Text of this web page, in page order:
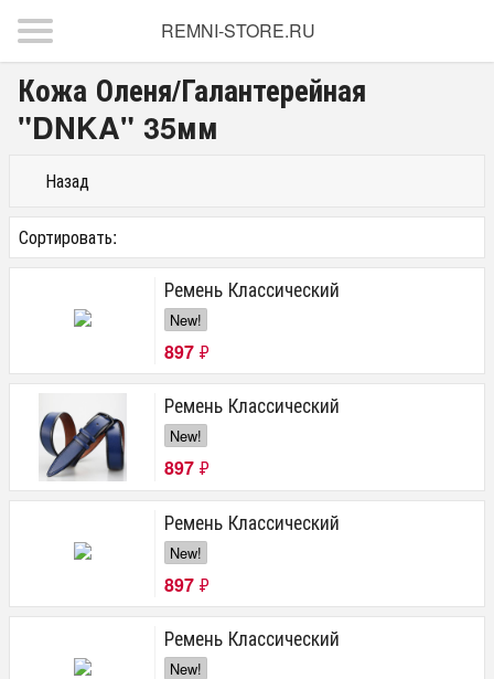
REMNI-STORE.RU
Кожа Оленя/Галантерейная
"DNKA" 35мм
Назад
Сортировать:
Ремень Классический
New!
897 ₽
Ремень Классический
New!
897 ₽
Ремень Классический
New!
897 ₽
Ремень Классический
New!